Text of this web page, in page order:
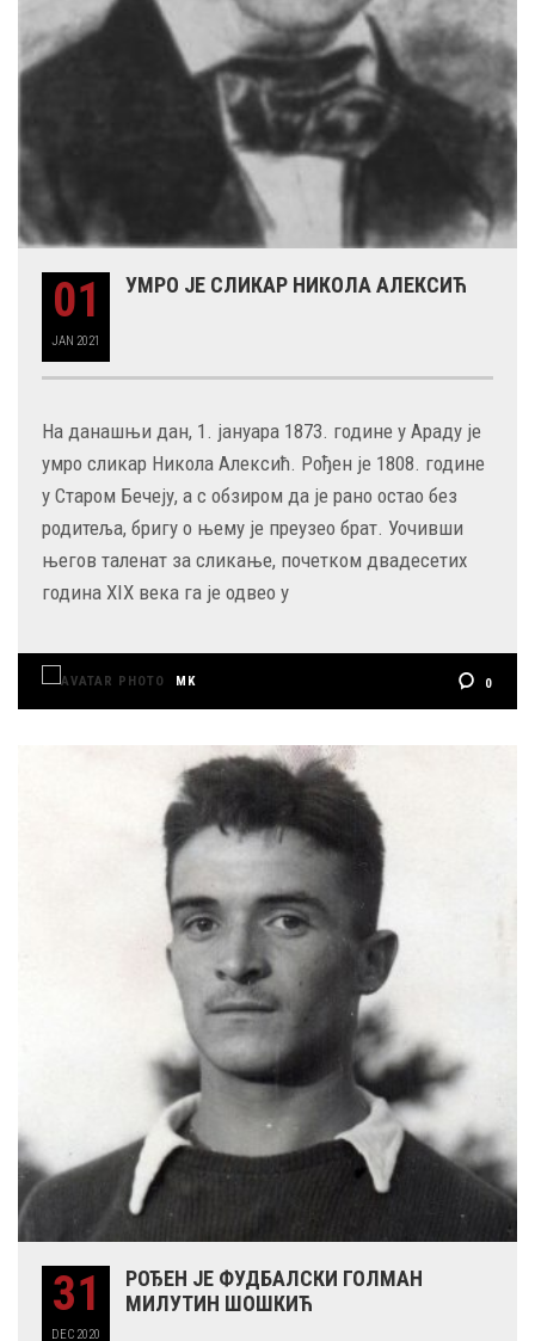
01
JAN 2021
УМРО ЈЕ СЛИКАР НИКОЛА АЛЕКСИЋ
На данашњи дан, 1. јануара 1873. године у Араду је
умро сликар Никола Алексић. Рођен је 1808. године
у Старом Бечеју, а с обзиром да је рано остао без
родитеља, бригу о њему је преузео брат. Уочивши
његов таленат за сликање, почетком двадесетих
година XIX века га је одвео у
MK 0
31
DEC 2020
РОЂЕН ЈЕ ФУДБАЛСКИ ГОЛМАН
МИЛУТИН ШОШКИЋ